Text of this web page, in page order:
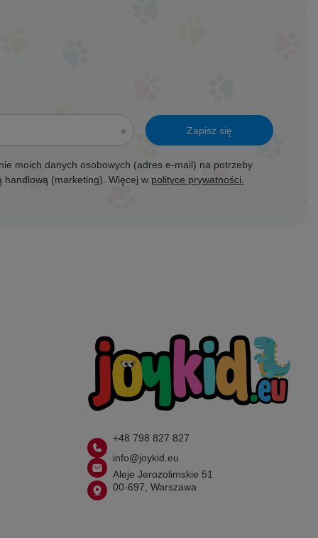
moich danych osobowych (adres e-mail) na potrzeby
handlową (marketing). Więcej w polityce prywatności.
Zapisz się
+48 798 827 827
info@joykid.eu
Aleje Jerozolimskie 51
00-697, Warszawa